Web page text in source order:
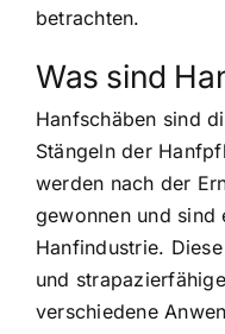
betrachten.
Was sind
Hanfschäben sind
Stängeln der
werden nach der
gewonnen und
Hanfindustrie.
und
verschiedene